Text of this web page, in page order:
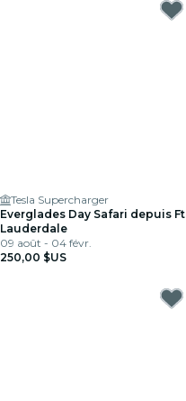
Tesla Supercharger
Everglades Day Safari depuis Ft
Lauderdale
09 août - 04 févr.
250,00 $US